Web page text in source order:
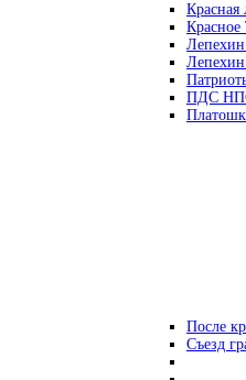
Красная
ПДС
После
Съезд